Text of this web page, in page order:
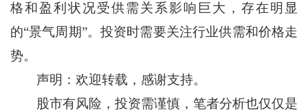
格和盈利状况受供需关系影响巨大，存在明显
的“景气周期”。投资时需要关注行业供需和价格走
势。
声明：欢迎转载，感谢支持。
股市有风险，投资需谨慎，笔者分析也仅仅是